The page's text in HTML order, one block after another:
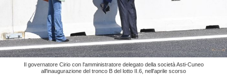
Il governatore Cirio con l'amministratore delegato della società Asti-Cuneo
all'inaugurazione del tronco B del lotto II.6, nell'aprile scorso